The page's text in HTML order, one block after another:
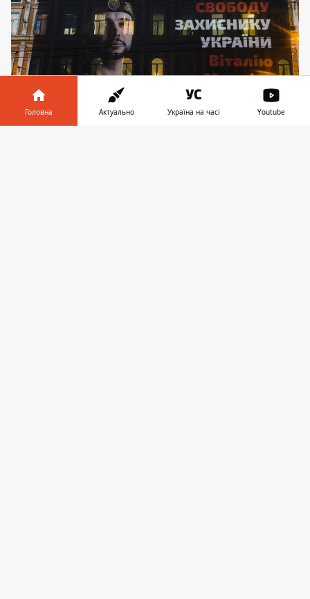
Головна Актуально Україна на часі Youtube